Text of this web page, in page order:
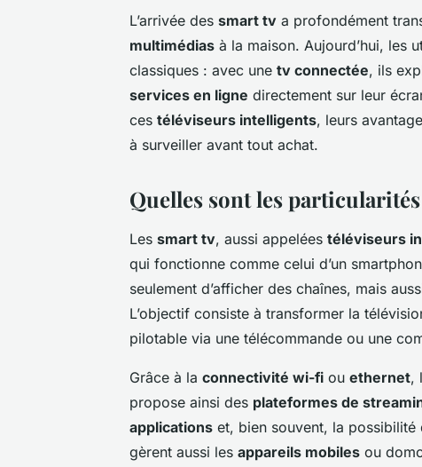
L’arrivée des smart tv a profondément
multimédias à la maison. Aujourd’hui, les
classiques : avec une tv connectée, ils
services en ligne directement sur leur
ces téléviseurs intelligents, leurs
à surveiller avant tout achat.
Quelles sont les
Les smart tv, aussi appelées téléviseurs
qui fonctionne comme celui d’un
seulement d’afficher des chaînes, mais
L’objectif consiste à transformer la
pilotable via une télécommande ou une
Grâce à la connectivité wi-fi ou ethernet,
propose ainsi des plateformes de
applications et, bien souvent, la
gèrent aussi les appareils mobiles ou